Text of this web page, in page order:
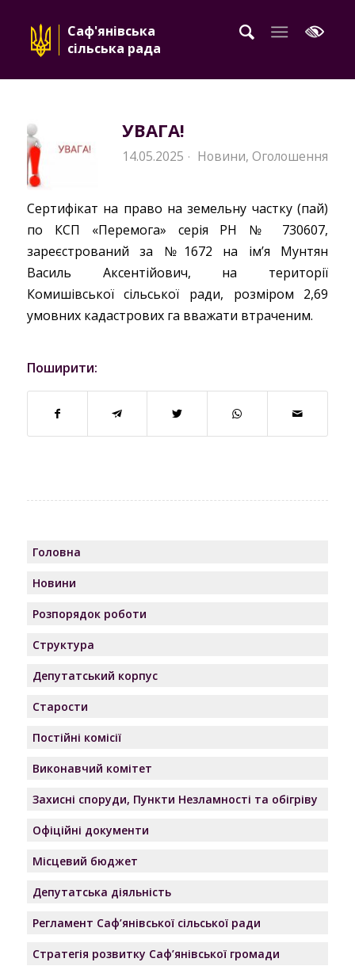
Саф'янівська
сільська рада
УВАГА!
14.05.2025 · Новини, Оголошення
Сертифікат на право на земельну частку (пай)
по КСП «Перемога» серія РН № 730607,
зареєстрований за №1672 на ім’я Мунтян
Василь Аксентійович, на території
Комишівської сільської ради, розміром 2,69
умовних кадастрових га вважати втраченим.
Поширити:
Головна
Новини
Розпорядок роботи
Структура
Депутатський корпус
Старости
Постійні комісії
Виконавчий комітет
Захисні споруди, Пункти Незламності та обігріву
Офіційні документи
Місцевий бюджет
Депутатська діяльність
Регламент Саф’янівської сільської ради
Стратегія розвитку Саф’янівської громади